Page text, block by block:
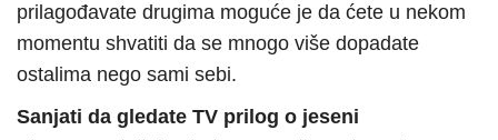
prilagođavate drugima moguće je da ćete u nekom
momentu shvatiti da se mnogo više dopadate
ostalima nego sami sebi.
Sanjati da gledate TV prilog o jeseni